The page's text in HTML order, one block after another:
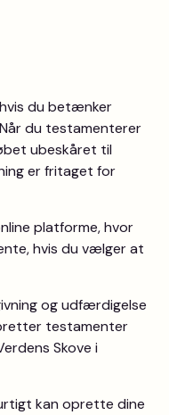
du betænker
du testamenterer
ubeskåret til
er fritaget for
platforme, hvor
hvis du vælger at
og udfærdigelse
testamenter
Skove i
kan oprette dine